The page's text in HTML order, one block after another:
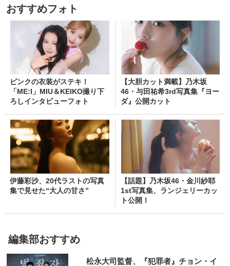
おすすめフォト
ピンクの衣装がステキ！
「ME:I」MIU＆KEIKO撮り下
ろしインタビューフォト
【大胆カット満載】乃木坂
46・与田祐希3rd写真集『ヨー
ダ』公開カット
伊藤彩沙、20代ラストの写真
集で見せた“大人の甘さ”
【話題】乃木坂46・金川紗耶
1st写真集、ランジェリーカッ
ト公開！
編集部おすすめ
松永大司監督、『犯罪者』チョン・イ